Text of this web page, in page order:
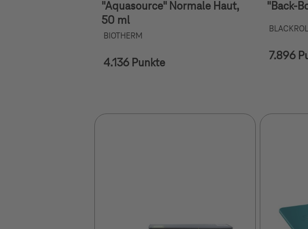
"Aquasource" Normale Haut,
50 ml
BIOTHERM
4.136 Punkte
"Back-
7.896